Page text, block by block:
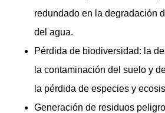
redundado en la degradación
del agua.
Pérdida de biodiversidad: la
la contaminación del suelo y
la pérdida de especies y
Generación de residuos